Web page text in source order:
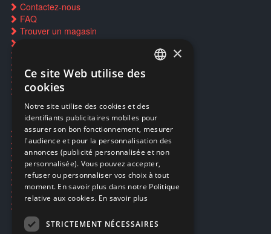
Contactez-nous
FAQ
Trouver un magasin
Restauration CD griffés
Réparations & SAV
Smartpoints
Ecogaming
Expédition & retours
Confidentialité
Conditions générales
EA Sport UFC 6
Call of Duty: Modern Warfare 4
Rachat et revente de jeux en cash
ENGLISH
×
Ce site Web utilise des
cookies
Notre site utilise des cookies et des
identifiants publicitaires mobiles pour
assurer son bon fonctionnement, mesurer
l'audience et pour la personnalisation des
annonces (publicité personnalisée et non
personnalisée). Vous pouvez accepter,
refuser ou personnaliser vos choix à tout
moment. En savoir plus dans notre Politique
relative aux cookies. En savoir plus
STRICTEMENT NÉCESSAIRES